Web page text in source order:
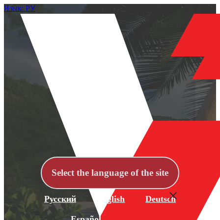
Язык: РУ
Select the language of the site
Русский English Deutsch